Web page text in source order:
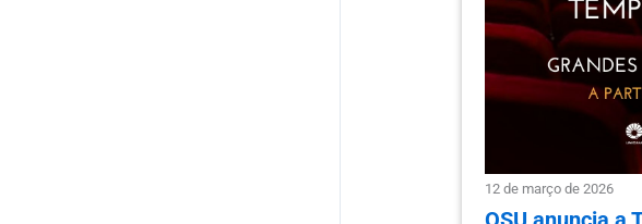
12 de março de 2026